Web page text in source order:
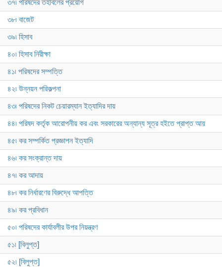
৩৭৷ পরিষদের তহবিলের প্রয়োগ
৩৮৷ বাজেট
৩৯৷ হিসাব
৪০৷ হিসাব নিরীক্ষা
৪১৷ পরিষদের সম্পত্তি
৪২৷ উন্নয়ন পরিকল্পনা
৪৩৷ পরিষদের নিকট চেয়ারম্যান ইত্যাদির দায়
৪৪৷ পরিষদ কর্তৃক আরোপনীয় কর এবং সরকারের অন্যান্য সূত্র হইতে প্রাপ্ত আয়
৪৫৷ কর সম্পর্কিত প্রজ্ঞাপন ইত্যাদি
৪৬৷ কর সংক্রান্ত দায়
৪৭৷ কর আদায়
৪৮৷ কর নির্ধারণের বিরুদ্ধে আপত্তি
৪৯৷ কর প্রবিধান
৫০৷ পরিষদের কার্যাবলীর উপর নিয়ন্ত্রণ
৫১৷ [বিলুপ্ত]
৫২৷ [বিলুপ্ত]